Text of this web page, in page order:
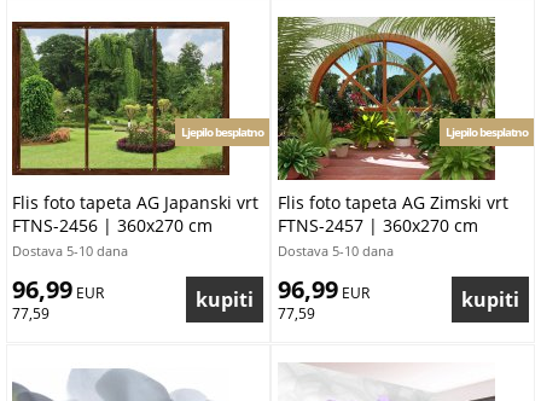
Flis foto tapeta AG Japanski vrt
FTNS-2456 | 360x270 cm
Ljepilo besplatno
Dostava 5-10 dana
96,99 EUR
77,59
Flis foto tapeta AG Zimski vrt
FTNS-2457 | 360x270 cm
Ljepilo besplatno
Dostava 5-10 dana
96,99 EUR
77,59